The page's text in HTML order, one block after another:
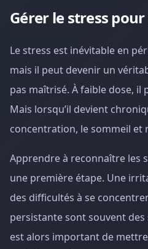
Gérer le stress
Le stress est inévitable en
mais il peut devenir un
pas maîtrisé. À faible dose, il
Mais lorsqu’il devient
concentration, le sommeil et
Apprendre à reconnaître les
une première étape. Une
des difficultés à se
persistante sont souvent des
est alors important de